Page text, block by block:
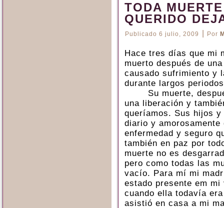
TODA
QUERIDO
Publicado 6 julio, 2009 Por
Hace tres días que mi
muerto después de
causado sufrimiento y
durante largos
Su muerte,
una liberación y
queríamos. Sus hijos y
diario y
enfermedad y seguro
también en paz por
muerte no es
pero como todas las
vacío. Para mí mi
estado presente em
cuando ella todavía
asistió en casa a mi